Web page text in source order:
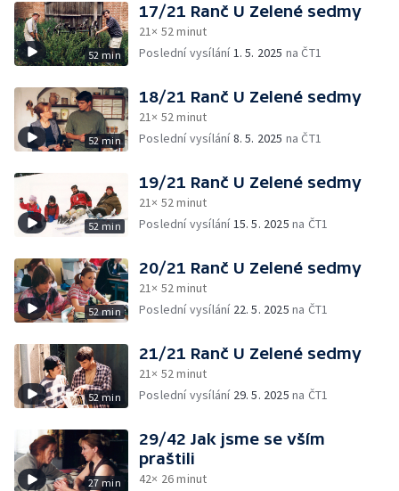
52 min
17/21 Ranč U Zelené sedmy
21× 52 minut
Poslední vysílání1. 5. 2025 na ČT1
52 min
18/21 Ranč U Zelené sedmy
21× 52 minut
Poslední vysílání8. 5. 2025 na ČT1
52 min
19/21 Ranč U Zelené sedmy
21× 52 minut
Poslední vysílání15. 5. 2025 na ČT1
52 min
20/21 Ranč U Zelené sedmy
21× 52 minut
Poslední vysílání 22. 5. 2025 na ČT1
52 min
21/21 Ranč U Zelené sedmy
21× 52 minut
Poslední vysílání 29. 5. 2025 na ČT1
27 min
29/42 Jak jsme se vším
praštili
42× 26 minut